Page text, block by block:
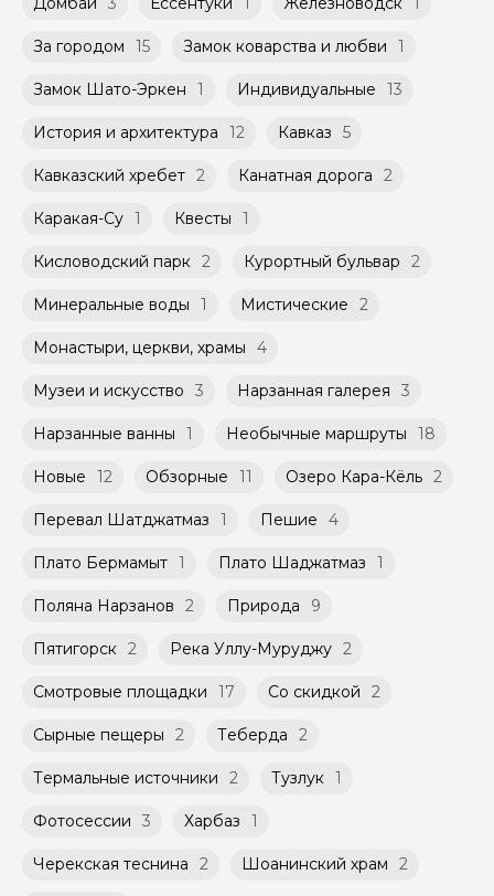
За городом 15 Замок коварства и любви 1
Замок Шато-Эркен 1 Индивидуальные 13
История и архитектура 12 Кавказ 5
Кавказский хребет 2 Канатная дорога 2
Каракая-Су 1 Квесты 1
Кисловодский парк 2 Курортный бульвар 2
Минеральные воды 1 Мистические 2
Монастыри, церкви, храмы 4
Музеи и искусство 3 Нарзанная галерея 3
Нарзанные ванны 1 Необычные маршруты 18
Новые 12 Обзорные 11 Озеро Кара-Кёль 2
Перевал Шатджатмаз 1 Пешие 4
Плато Бермамыт 1 Плато Шаджатмаз 1
Поляна Нарзанов 2 Природа 9
Пятигорск 2 Река Уллу-Муруджу 2
Смотровые площадки 17 Со скидкой 2
Сырные пещеры 2 Теберда 2
Термальные источники 2 Тузлук 1
Фотосессии 3 Харбаз 1
Черекская теснина 2 Шоанинский храм 2